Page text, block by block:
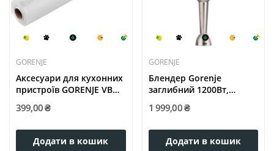
GORENJE
Аксесуари для кухонних
пристроїв GORENJE VB
399,00 ₴
Додати в кошик
GORENJE
Блендер Gorenje
заглибний 1200Вт,
1 999,00 ₴
Додати в кошик